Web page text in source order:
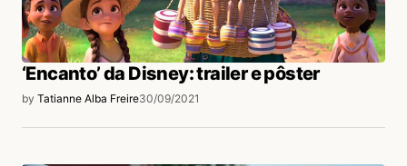
‘Encanto’ da Disney: trailer e pôster
by Tatianne Alba Freire30/09/2021